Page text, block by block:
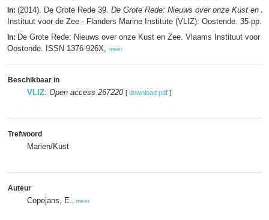
In: (2014). De Grote Rede 39. De Grote Rede: Nieuws over onze Kust en
Instituut voor de Zee - Flanders Marine Institute (VLIZ): Oostende. 35 pp.,
In: De Grote Rede: Nieuws over onze Kust en Zee. Vlaams Instituut voor
Oostende. ISSN 1376-926X, meer
Beschikbaar in
VLIZ: Open access 267220 [ download pdf ]
Trefwoord
Marien/Kust
Auteur
Copejans, E. meer